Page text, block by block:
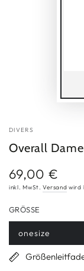
DIVERS
Overall
Regulärer
Preis
69,00 €
inkl. MwSt.Versand wird
GRÖSSE
onesize
Variante
ausverkauft
oder
nicht